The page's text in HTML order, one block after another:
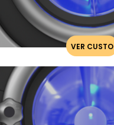
VER CUSTO